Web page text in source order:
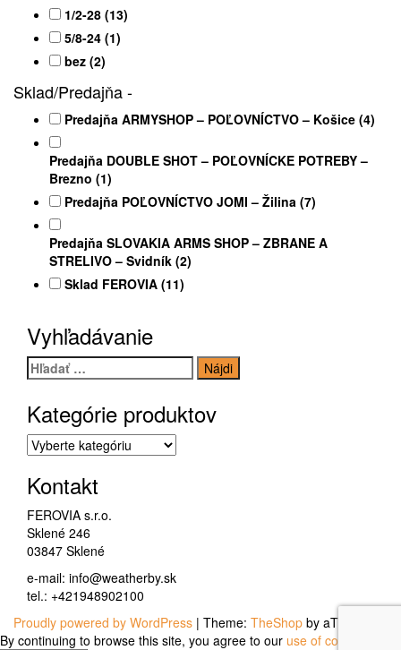
1/2-28 (13)
5/8-24 (1)
bez (2)
Sklad/Predajňa-
Predajňa ARMYSHOP – POĽOVNÍCTVO – Košice (4)
Predajňa DOUBLE SHOT – POĽOVNÍCKE POTREBY –
Brezno (1)
Predajňa POĽOVNÍCTVO JOMI – Žilina (7)
Predajňa SLOVAKIA ARMS SHOP – ZBRANE A
STRELIVO – Svidník (2)
Sklad FEROVIA (11)
Vyhľadávanie
Hľadať:
Kategórie produktov
Kontakt
FEROVIA s.r.o.
Sklené 246
03847 Sklené
e-mail: info@weatherby.sk
tel.: +421948902100
Proudly powered by WordPress | Theme: TheShop by aThemes.
By continuing to browse this site, you agree to our use of cookies